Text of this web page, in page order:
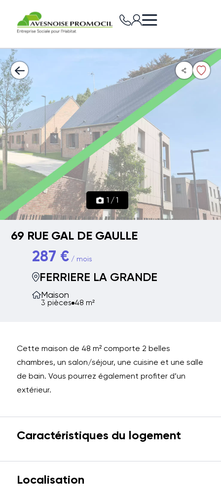
1 /1
69 RUE GAL DE GAULLE
287 €/ mois
FERRIERE LA GRANDE
Maison
3 pièces 48 m²
Cette maison de 48 m² comporte 2 belles
chambres, un salon/séjour, une cuisine et une salle
de bain. Vous pourrez également profiter d’un
extérieur.
Caractéristiques du logement
Localisation